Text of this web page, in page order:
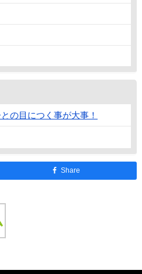
の目につく事が大事！
Share